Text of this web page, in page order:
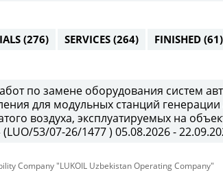
(276) SERVICES (264) FINISHED (61)
по замене оборудования систем
для модульных станций генерации
воздуха, эксплуатируемых на
53/07-26/1477 ) 05.08.2026 -
Company "LUKOIL Uzbekistan Operating Company"